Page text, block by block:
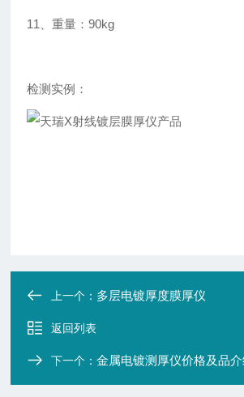
11、重量：90kg
检测实例：
上一个： 多层电镀厚度膜厚仪
返回列表
下一个：金属电镀测厚仪价格及品